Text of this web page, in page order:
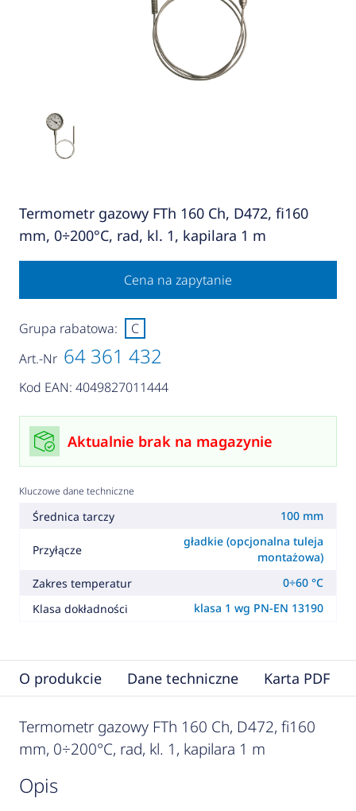
Termometr gazowy FTh 160 Ch, D472, fi160
mm, 0÷200°C, rad, kl. 1, kapilara 1 m
Cena na zapytanie
Art.-Nr 64 361 432
Kod EAN: 4049827011444
Grupa rabatowa: C
Aktualnie brak na magazynie
Kluczowe dane techniczne
Średnica tarczy 100 mm
Przyłącze
gładkie (opcjonalna tuleja
montażowa)
Zakres temperatur
0÷60 °C
Klasa dokładności
klasa 1 wg PN-EN 13190
O produkcie Dane techniczne Karta PDF
Termometr gazowy FTh 160 Ch, D472, fi160
mm, 0÷200°C, rad, kl. 1, kapilara 1 m
opis